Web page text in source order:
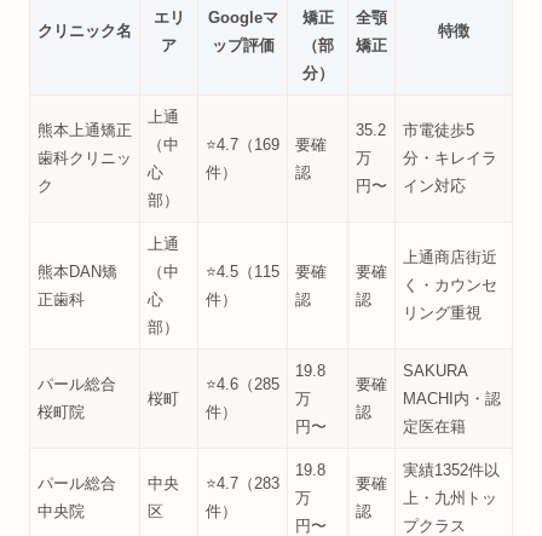
クリニック名
エリ
ア
Googleマ
ップ評価
矯正
（部
分）
全顎
矯正
特徴
熊本上通矯正
歯科クリニッ
ク
上通
（中
心
部）
⭐4.7（169
件）
要確
認
35.2
万
円〜
市電徒歩5
分・キレイラ
イン対応
熊本DAN矯
正歯科
上通
（中
心
部）
⭐4.5（115
件）
要確
認
要確
認
上通商店街近
く・カウンセ
リング重視
パール総合
桜町院
桜町
⭐4.6（285
件）
19.8
万
円〜
要確
認
SAKURA
MACHI内・認
定医在籍
パール総合
中央院
中央
区
⭐4.7（283
件）
19.8
万
円〜
要確
認
実績1352件以
上・九州トッ
プクラス